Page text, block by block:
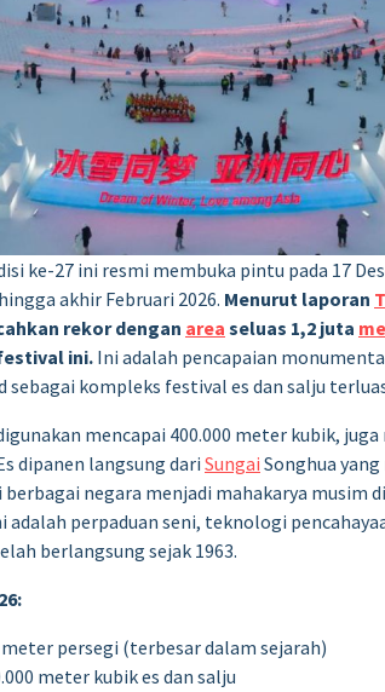
ke-27 ini resmi membuka pintu pada 17
akhir Februari 2026. Menurut laporan
rekor dengan area seluas 1,2 juta
ini. Ini adalah pencapaian
sebagai kompleks festival es dan salju
mencapai 400.000 meter kubik,
dipanen langsung dari Sungai Songhua
negara menjadi mahakarya musim
adalah perpaduan seni, teknologi
berlangsung sejak 1963.
persegi (terbesar dalam sejarah)
meter kubik es dan salju